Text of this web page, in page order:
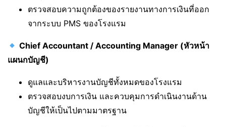
ตรวจสอบความถูกต้องของรายงานทางการเงินที่ออก
จากระบบ PMS ของโรงแรม
Chief Accountant / Accounting Manager (หัวหน้า
แผนกบัญชี)
ดูแลและบริหารงานบัญชีทั้งหมดของโรงแรม
ตรวจสอบงบการเงิน และควบคุมการดำเนินงานด้าน
บัญชีให้เป็นไปตามมาตรฐาน